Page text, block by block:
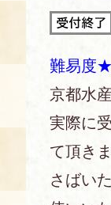
難易度
京都水
実際に
て頂きま
さばい